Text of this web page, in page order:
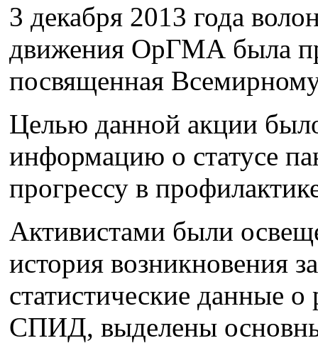
3 декабря 2013 года
движения ОрГМА была
посвященная
Целью данной акции
информацию о статусе
прогрессу в
Активистами были
история возникновения
статистические данные
СПИД, выделены